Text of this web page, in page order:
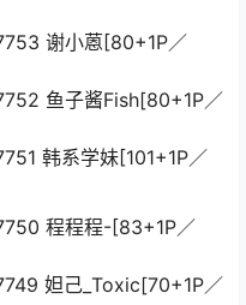
谢小蒽[80+1P／
鱼子酱Fish[80+1P／
韩系学妹[101+1P／
程程程-[83+1P／
妲己_Toxic[70+1P／